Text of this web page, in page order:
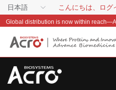
日本語 こんにちは、ログ